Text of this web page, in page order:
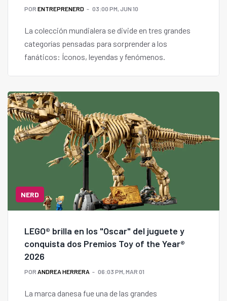
POR ENTREPRENERD 03:00 PM, JUN 10
La colección mundialera se divide en tres grandes
categorías pensadas para sorprender a los
fanáticos: Íconos, leyendas y fenómenos.
NERD
LEGO® brilla en los "Oscar" del juguete y
conquista dos Premios Toy of the Year®
2026
POR ANDREA HERRERA 06:03 PM, MAR 01
La marca danesa fue una de las grandes